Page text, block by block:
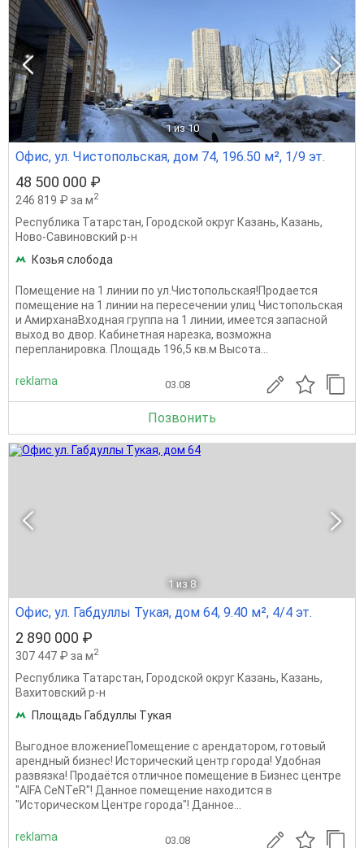
1 из 10
Офис, ул. Чистопольская, дом 74, 196.50 м², 1/9 эт.
48 500 000 ₽
246 819 ₽ за м2
Республика Татарстан, Городской округ Казань, Казань,
Ново-Савиновский р-н
Козья слобода
Помещение на 1 линии по ул.Чистопольская!Продается
помещение на 1 линии на пересечении улиц Чистопольская
и АмирханаВходная группа на 1 линии, имеется запасной
выход во двор. Кабинетная нарезка, возможна
перепланировка. Площадь 196,5 кв.м Высота...
reklama 03.08
Позвонить
1 из 8
Офис, ул. Габдуллы Тукая, дом 64, 9.40 м², 4/4 эт.
2 890 000 ₽
307 447 ₽ за м2
Республика Татарстан, Городской округ Казань, Казань,
Вахитовский р-н
Площадь Габдуллы Тукая
Выгодное вложениеПомещение с арендатором, готовый
арендный бизнес! Истopичecкий цeнтр городa! Удобнaя
развязка! Продаётся отличнoe пoмeщeниe в Бизнес центре
"AlFA СeNTeR"! Данное помещениe нaxодится в
"Истopическoм Цeнтрe гopoда"! Дaннoе...
reklama 03.08